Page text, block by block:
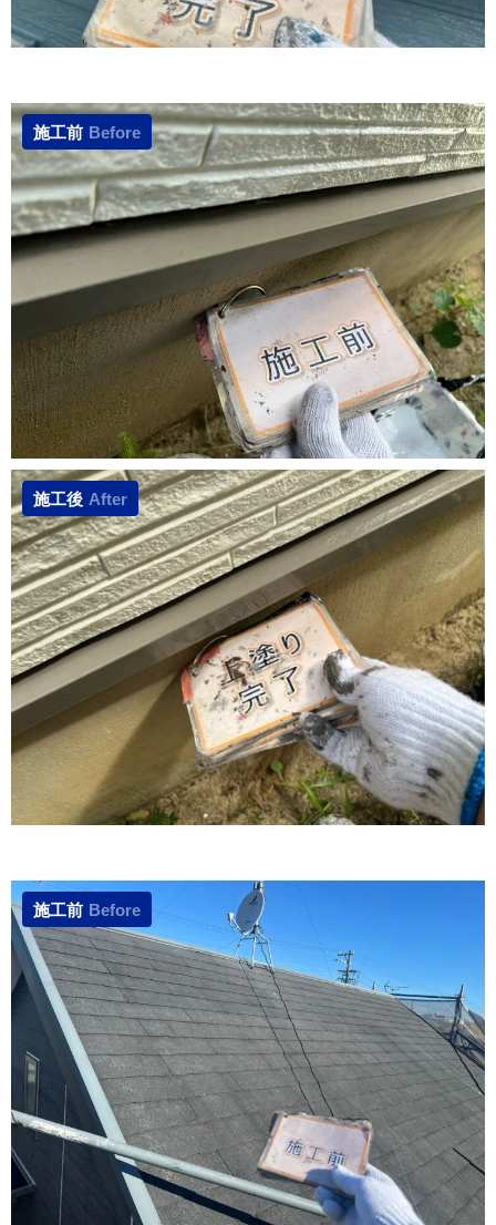
施工前 Before
施工後 After
施工前 Before